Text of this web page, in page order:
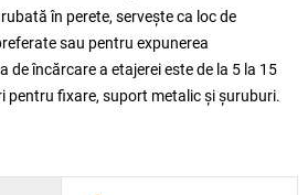
în perete, servește ca loc de
sau pentru expunerea
de încărcare a etajerei este de la 5 la 15
pentru fixare, suport metalic și șuruburi.